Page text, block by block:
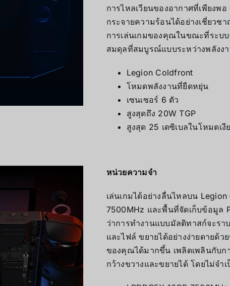
การไหลเวียนของอากาศที่เพียงพ
กระจายความร้อนได้อย่างเชี่ยวช
การเล่นเกมของคุณในขณะที่ระบบ
สมดุลที่สมบูรณ์แบบระหว่างพลังง
Legion Coldfront
โหมดพลังงานที่ยืดหยุ่น
เซนเซอร์ 6 ตัว
สูงสุดถึง 20W TGP
สูงสุด 25 เดซิเบลในโหมดเงี
หน่วยความจำ
เล่นเกมได้อย่างลื่นไหลบน Legion
7500MHz และพื้นที่จัดเก็บข้อมูล
ว่าการทำงานแบบมัลติทาสก์จะรา
และไฟล์ ขยายได้อย่างง่ายดายด้ว
ของคุณได้มากขึ้น เพลิดเพลินกับก
กว้างขวางและขยายได้ โดยไม่จำ